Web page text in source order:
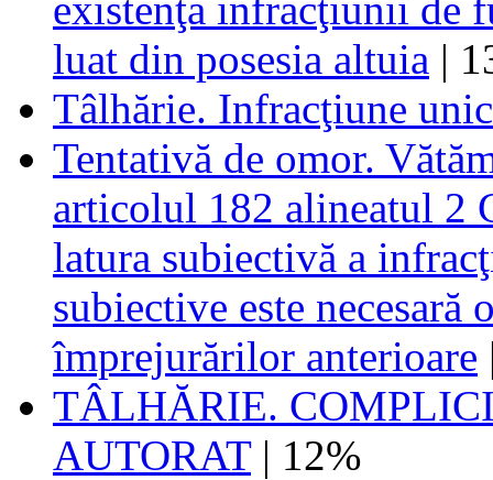
luat din posesia altuia |
Tâlhărie. Infracţiune
Tentativă de omor.
articolul 182 alineatul 2
latura subiectivă a
subiective este
împrejurărilor anterioare
TÂLHĂRIE.
AUTORAT| 12%